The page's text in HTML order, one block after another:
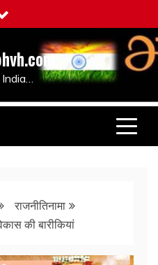
राजनीतिनामा
की बारीकियां